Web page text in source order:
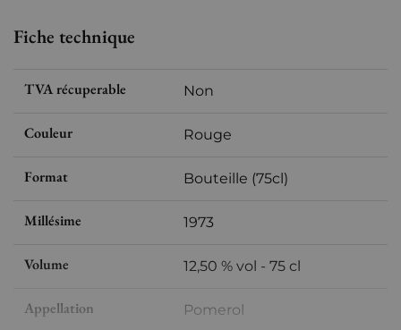
Fiche technique
TVA récuperable Non
Couleur Rouge
Format Bouteille (75cl)
Millésime 1973
Volume 12,50 % vol - 75 cl
Appellation Pomerol